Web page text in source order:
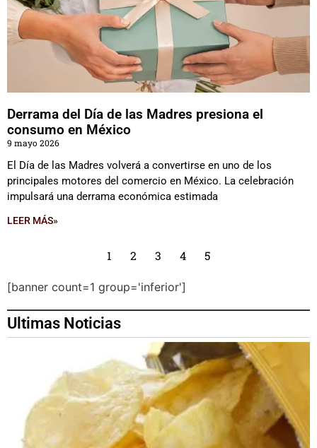
Derrama del Día de las Madres presiona el
consumo en México
9 mayo 2026
El Día de las Madres volverá a convertirse en uno de los
principales motores del comercio en México. La celebración
impulsará una derrama económica estimada
LEER MÁS»
1 2 3 4 5
[banner count=1 group='inferior']
Ultimas Noticias